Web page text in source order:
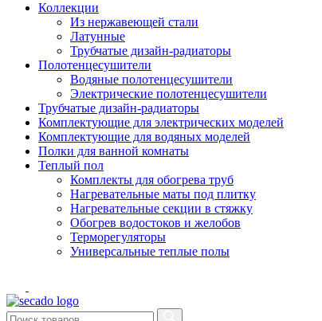
Коллекции
Из нержавеющей стали
Латунные
Трубчатые дизайн-радиаторы
Полотенцесушители
Водяные полотенцесушители
Электрические полотенцесушители
Трубчатые дизайн-радиаторы
Комплектующие для электрических моделей
Комплектующие для водяных моделей
Полки для ванной комнаты
Теплый пол
Комплекты для обогрева труб
Нагревательные маты под плитку
Нагревательные секции в стяжку
Обогрев водостоков и желобов
Терморегуляторы
Универсальные теплые полы